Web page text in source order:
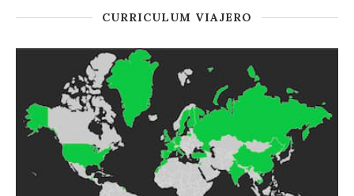
CURRICULUM VIAJERO